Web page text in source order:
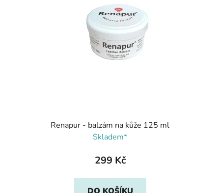
Renapur - balzám na kůže 125 ml
Skladem*
299 Kč